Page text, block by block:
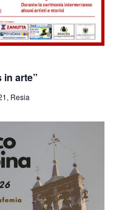
in arte”
Resia